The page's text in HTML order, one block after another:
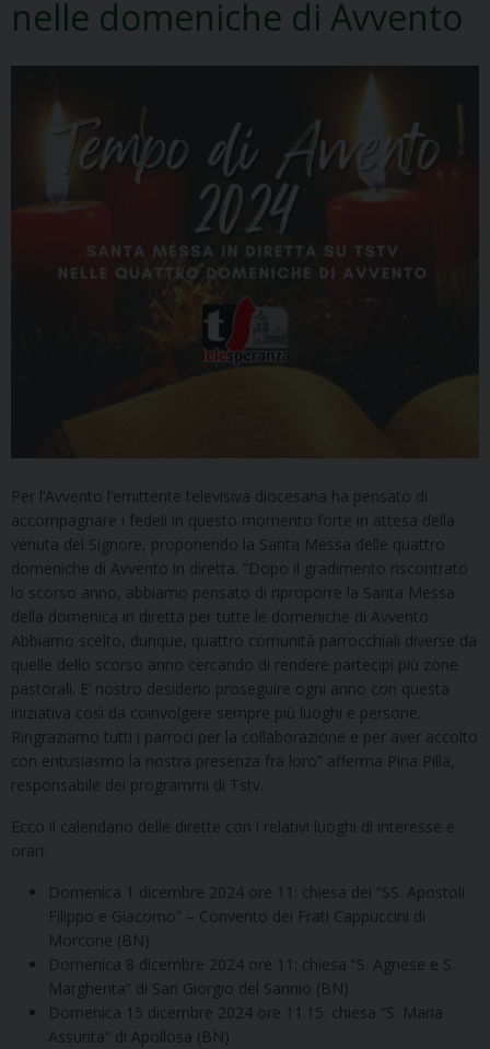
nelle domeniche di Avvento
Per l’Avvento l’emittente televisiva diocesana ha pensato di
accompagnare i fedeli in questo momento forte in attesa della
venuta del Signore, proponendo la Santa Messa delle quattro
domeniche di Avvento in diretta. “Dopo il gradimento riscontrato
lo scorso anno, abbiamo pensato di riproporre la Santa Messa
della domenica in diretta per tutte le domeniche di Avvento.
Abbiamo scelto, dunque, quattro comunità parrocchiali diverse da
quelle dello scorso anno cercando di rendere partecipi più zone
pastorali. E’ nostro desiderio proseguire ogni anno con questa
iniziativa così da coinvolgere sempre più luoghi e persone.
Ringraziamo tutti i parroci per la collaborazione e per aver accolto
con entusiasmo la nostra presenza fra loro” afferma Pina Pilla,
responsabile dei programmi di Tstv.
Ecco il calendario delle dirette con i relativi luoghi di interesse e
orari:
Domenica 1 dicembre 2024 ore 11: chiesa dei “SS. Apostoli
Filippo e Giacomo” – Convento dei Frati Cappuccini di
Morcone (BN)
Domenica 8 dicembre 2024 ore 11: chiesa “S. Agnese e S.
Margherita” di San Giorgio del Sannio (BN)
Domenica 15 dicembre 2024 ore 11.15: chiesa “S. Maria
Assunta” di Apollosa (BN)